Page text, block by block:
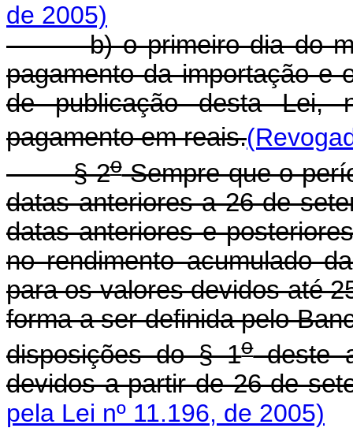
de 2005)
b) o primeiro dia do mês
pagamento da importação e
de publicação desta Lei,
pagamento em reais.
§ 2oSempre que o
datas anteriores a 26 de
datas anteriores e
no rendimento acumulado
para os valores devidos até
forma a ser definida pelo
disposições do § 1odeste
devidos a partir de 26 de
pela Lei nº 11.196, de 2005)